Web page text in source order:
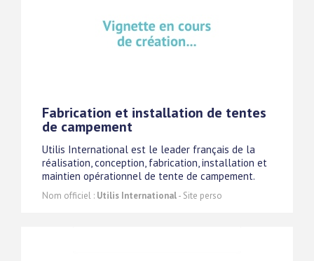
Fabrication et installation de tentes
de campement
Utilis International est le leader français de la
réalisation, conception, fabrication, installation et
maintien opérationnel de tente de campement.
Nom officiel : Utilis International- Site perso